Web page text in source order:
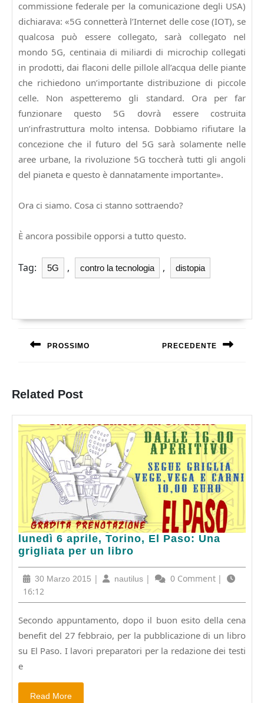
commissione federale per la comunicazione degli USA)
dichiarava: «5G connetterà l’Internet delle cose (IOT), se
qualcosa può essere collegato, sarà collegato nel
mondo 5G, centinaia di miliardi di microchip collegati
in prodotti, dai flaconi delle pillole all’acqua delle piante
che richiedono un’importante distribuzione di piccole
celle. Non aspetteremo gli standard. Ora per far
funzionare questo 5G dovrà essere costruita
un’infrastruttura molto intensa. Dobbiamo rifiutare la
concezione che il futuro del 5G sarà solamente nelle
aree urbane, la rivoluzione 5G toccherà tutti gli angoli
del pianeta e questo è dannatamente importante».
Ora ci siamo. Cosa ci stanno sottraendo?
È ancora possibile opporsi a tutto questo.
Tag: 5G , contro la tecnologia , distopia
Navigazione
articoli
PROSSIMO PRECEDENTE
Related Post
lunedì 6 aprile, Torino, El Paso: Una
grigliata per un libro
lunedì
6
Torino,
El
Paso:
grigliata
per
un
libro
30 Marzo 2015 30
2015
| nautilus nautilus
| 0 Comment |
16:12
Secondo appuntamento, dopo il buon esito della cena
benefit del 27 febbraio, per la pubblicazione di un libro
su El Paso. I lavori preparatori per la redazione dei testi
e
Read More